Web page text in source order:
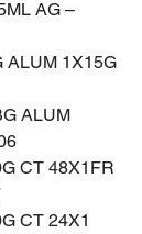
AG –
ALUM 1X15G
ALUM
CT 48X1FR
CT 24X1